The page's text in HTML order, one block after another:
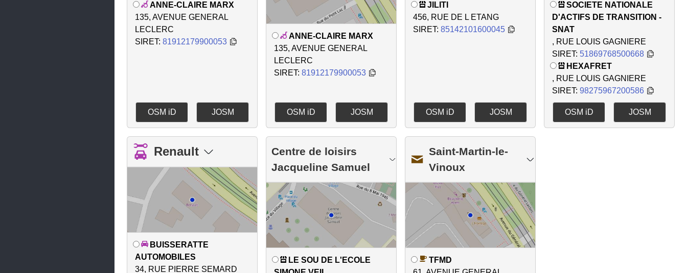
ANNE-CLAIRE MARX
135, AVENUE GENERAL
LECLERC
SIRET: 81912179900053
OSM iD JOSM
ANNE-CLAIRE MARX
135, AVENUE GENERAL
LECLERC
SIRET: 81912179900053
OSM iD JOSM
JILITI
456, RUE DE L ETANG
SIRET: 85142101600045
OSM iD JOSM
SOCIETE NATIONALE
D'ACTIFS DE TRANSITION -
SNAT
, RUE LOUIS GAGNIERE
SIRET: 51869768500668
HEXAFRET
, RUE LOUIS GAGNIERE
SIRET: 98275967200586
OSM iD JOSM
Renault
BUISSERATTE
AUTOMOBILES
34, RUE PIERRE SEMARD
Centre de loisirs
Jacqueline Samuel
LE SOU DE L'ECOLE
Saint-Martin-le-
Vinoux
TFMD